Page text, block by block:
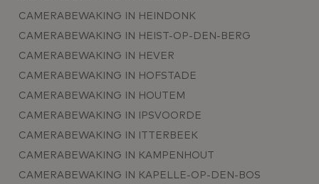
CAMERABEWAKING IN HEINDONK
CAMERABEWAKING IN HEIST-OP-DEN-BERG
CAMERABEWAKING IN HEVER
CAMERABEWAKING IN HOFSTADE
CAMERABEWAKING IN HOUTEM
CAMERABEWAKING IN IPSVOORDE
CAMERABEWAKING IN ITTERBEEK
CAMERABEWAKING IN KAMPENHOUT
CAMERABEWAKING IN KAPELLE-OP-DEN-BOS